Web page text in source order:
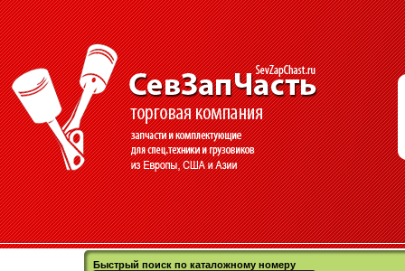
Быстрый поиск по каталожному номеру